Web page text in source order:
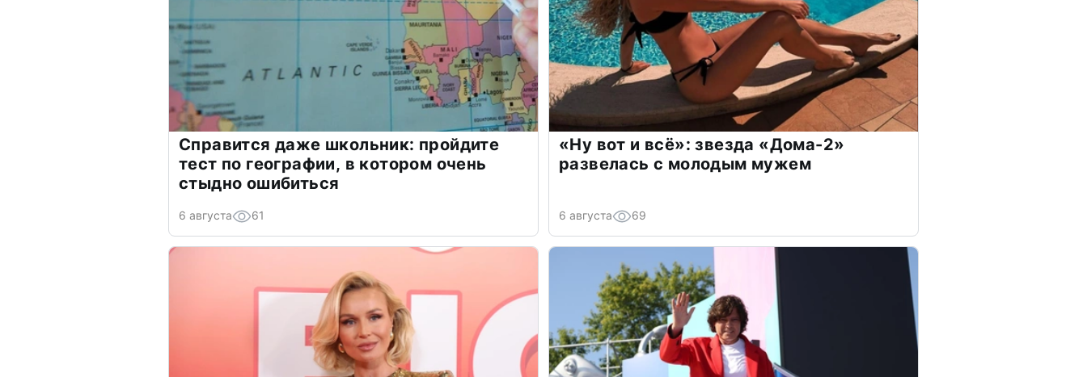
Справится даже школьник: пройдите
тест по географии, в котором очень
стыдно ошибиться
6 августа 61
«Ну вот и всё»: звезда «Дома-2»
развелась с молодым мужем
6 августа 69